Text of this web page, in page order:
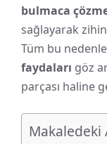
bulmaca
sağlayarak
Tüm bu
faydaları göz
parçası haline
Makaledeki